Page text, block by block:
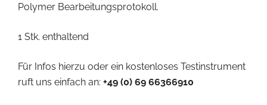
Polymer Bearbeitungsprotokoll.
1 Stk. enthaltend
Für Infos hierzu oder ein kostenloses Testinstrument
ruft uns einfach an: +49 (0) 69 66366910